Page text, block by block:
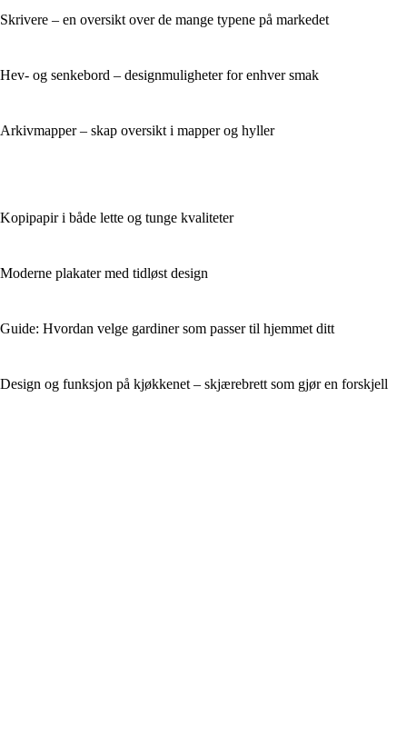
Skrivere – en oversikt over de mange typene på markedet
Hev- og senkebord – designmuligheter for enhver smak
Arkivmapper – skap oversikt i mapper og hyller
Kopipapir i både lette og tunge kvaliteter
Moderne plakater med tidløst design
Guide: Hvordan velge gardiner som passer til hjemmet ditt
Design og funksjon på kjøkkenet – skjærebrett som gjør en forskjell